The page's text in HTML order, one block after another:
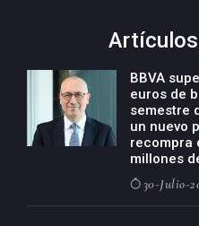
BBVA
euros de
semestre
un nuevo
recompra
millones
30-Julio-